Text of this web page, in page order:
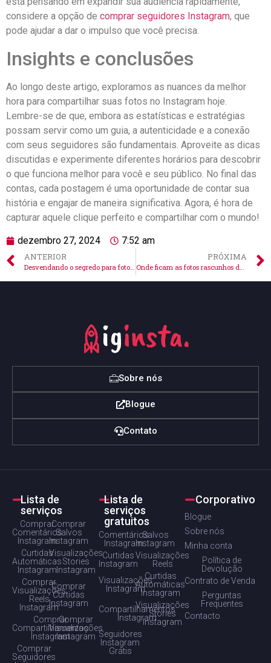
considere a opção⁢ de comprar seguidores Instagram, que
⁤pode ajudar ‍a dar o impulso que você ⁤precisa. ‍
Insights e ⁣conclusões
Ao ‍longo deste artigo, exploramos​ as nuances da melhor
hora para compartilhar suas fotos no Instagram hoje.
Lembre-se de que, embora as estatísticas ⁣e estratégias
possam ‌servir ⁤como ⁣um guia, ‌a autenticidade⁣ e a conexão
com seus seguidores são fundamentais. Aproveite⁤ as dicas
discutidas e experimente diferentes‍ horários para ‍descobrir
⁤o que funciona melhor para⁤ você e seu público. No final das
⁣contas, cada postagem⁢ é uma oportunidade de ⁣contar⁣ sua⁣
história e engajar de ‌maneira significativa. Agora, é hora de
capturar aquele ⁢clique perfeito e compartilhar com ​o mundo!
dezembro 27, 2024 7:52 am
ANTERIOR PRÓXIMA
Sobre nós
Blogue
Contato
Lista de
serviços
Comprar
Comentários
Instagram
Comprar
Salvos
Instagram
Curtidas
Automáticas
Instagram
Visualizações
Stories
Instagram
Comprar
Visualizações
Reels
Instagram
Comprar
Curtidas
Instagram
Comprar
Compartilhamentos
Instagram
Comprar
Visualizações
Instagram
Comprar
Seguidores
Lista de
serviços
gratuitos
Comentários
Instagram
Salvos
Instagram
Curtidas
Instagram
Visualizações
Reels
Visualizações
Instagram
Curtidas
Automáticas
Instagram
Compartilhamentos
Instagram
Visualizações
Stories
Instagram
Seguidores
Instagram
Grátis
Corporativo
Blogue
Sobre nós
Minha conta
Política de
Devolução
Contrato de Venda
Perguntas
Frequentes
Contacto